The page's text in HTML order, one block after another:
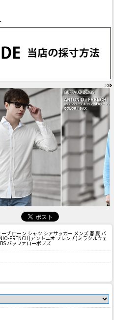
ブ ローン シャツ シアサッカー メンズ 春 夏 バ
FRENCH(アントニオ フレンチ)ミラクルウェ
バッファローボブズ